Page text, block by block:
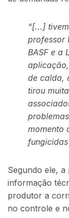
“[...]
professor
BASF e a
de calda,
tirou
momento
Segundo ele,
informação
produtor a
no controle e